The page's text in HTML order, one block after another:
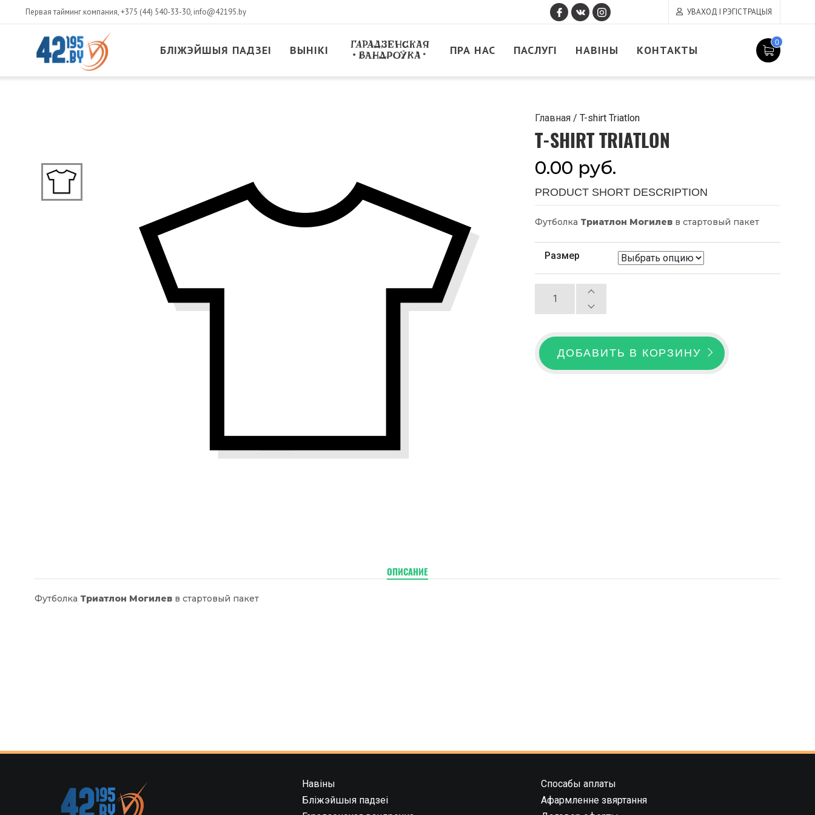
Первая тайминг компания,+375 (44) 540-33-30, info@42195.by УВАХОД І РЭГІСТРАЦЫЯ
БЛІЖЭЙШЫЯ ПАДЗЕІ ВЫНІКІ ПРА НАС ПАСЛУГІ НАВІНЫ КОНТАКТЫ
0
Главная / T-shirt Triatlon
T-SHIRT TRIATLON
0.00 руб.
PRODUCT SHORT DESCRIPTION
Футболка Триатлон Могилев в стартовый пакет
Размер
ДОБАВИТЬ В КОРЗИНУ
ОПИСАНИЕ
Футболка Триатлон Могилев в стартовый пакет
Навіны
Бліжэйшыя падзеі
Спосабы аплаты
Афармленне звяртання